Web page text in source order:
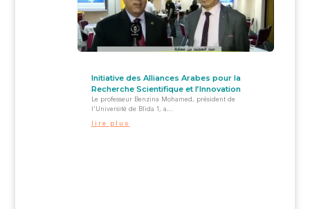
Initiative des Alliances Arabes pour la
Recherche Scientifique et l’Innovation
Le professeur Benzina Mohamed, président de
l'Université de Blida 1, a...
lire plus